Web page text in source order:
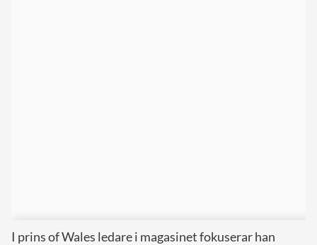
I prins of Wales ledare i magasinet fokuserar han